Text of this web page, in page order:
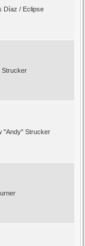
Díaz / Eclipse
Strucker
"Andy" Strucker